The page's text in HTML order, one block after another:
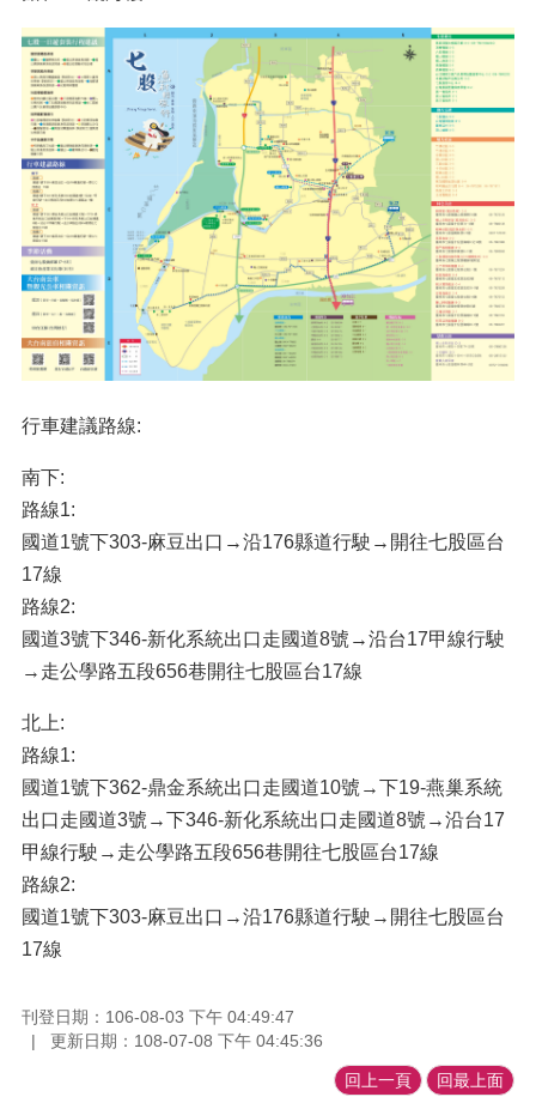
行車建議路線:
南下:
路線1:
國道1號下303-麻豆出口→沿176縣道行駛→開往七股區台
17線
路線2:
國道3號下346-新化系統出口走國道8號→沿台17甲線行駛
→走公學路五段656巷開往七股區台17線
北上:
路線1:
國道1號下362-鼎金系統出口走國道10號→下19-燕巢系統
出口走國道3號→下346-新化系統出口走國道8號→沿台17
甲線行駛→走公學路五段656巷開往七股區台17線
路線2:
國道1號下303-麻豆出口→沿176縣道行駛→開往七股區台
17線
刊登日期：106-08-03 下午 04:49:47
更新日期：108-07-08 下午 04:45:36
回上一頁 回最上面